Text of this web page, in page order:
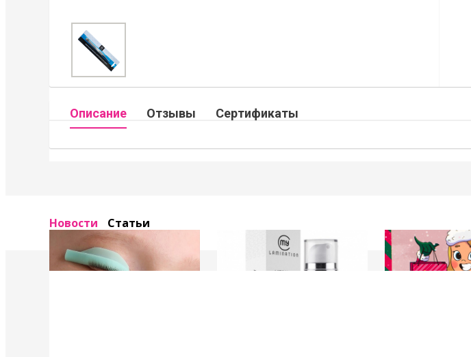
Описание Отзывы Сертификаты
Новости Статьи